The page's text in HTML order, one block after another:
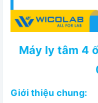
Máy ly tâm 4
Giới thiệu chung: